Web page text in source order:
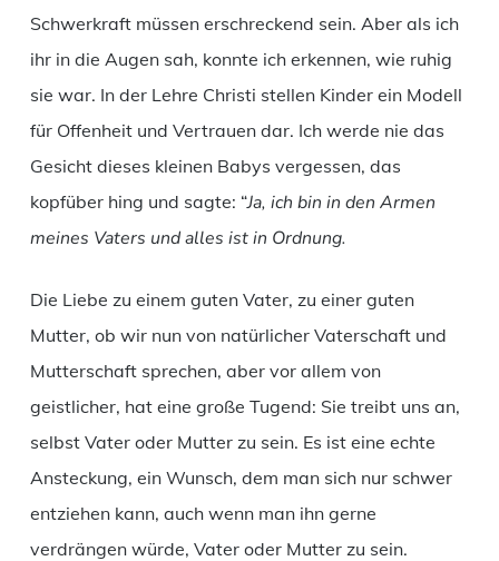
Schwerkraft müssen erschreckend sein. Aber als ich
ihr in die Augen sah, konnte ich erkennen, wie ruhig
sie war. In der Lehre Christi stellen Kinder ein Modell
für Offenheit und Vertrauen dar. Ich werde nie das
Gesicht dieses kleinen Babys vergessen, das
kopfüber hing und sagte: “Ja, ich bin in den Armen
meines Vaters und alles ist in Ordnung.
Die Liebe zu einem guten Vater, zu einer guten
Mutter, ob wir nun von natürlicher Vaterschaft und
Mutterschaft sprechen, aber vor allem von
geistlicher, hat eine große Tugend: Sie treibt uns an,
selbst Vater oder Mutter zu sein. Es ist eine echte
Ansteckung, ein Wunsch, dem man sich nur schwer
entziehen kann, auch wenn man ihn gerne
verdrängen würde, Vater oder Mutter zu sein.